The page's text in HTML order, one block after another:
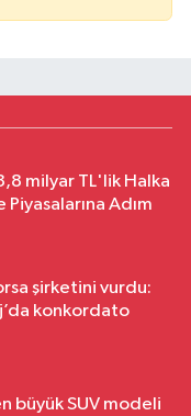
milyar TL'lik Halka
Adım
şirketini vurdu:
konkordato
büyük SUV modeli